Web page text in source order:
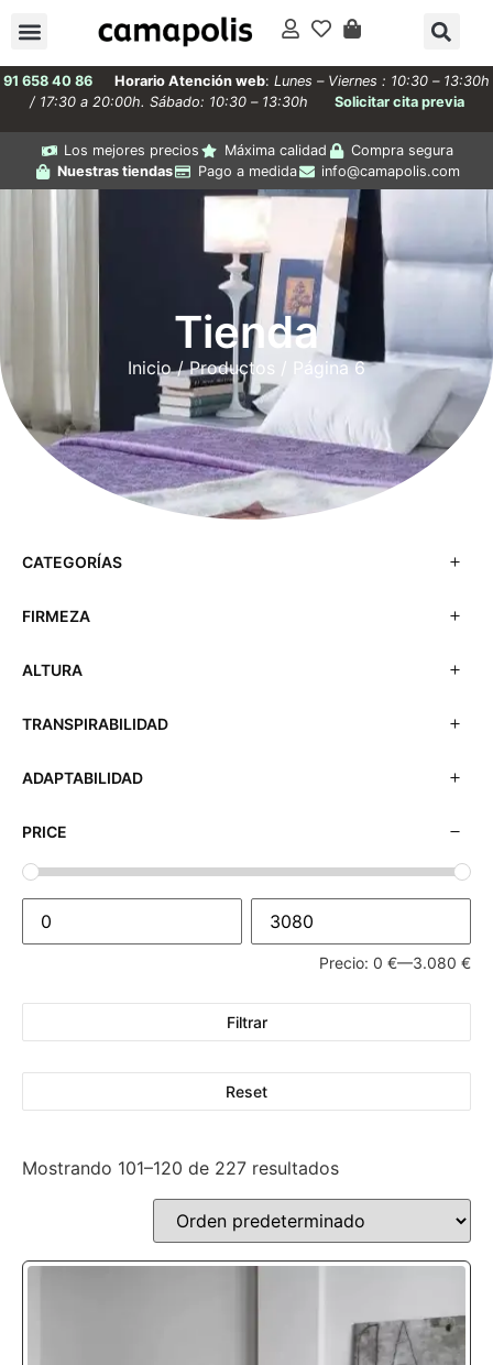
91 658 40 86 Horario Atención web: Lunes – Viernes : 10:30 – 13:30h
/ 17:30 a 20:00h. Sábado: 10:30 – 13:30h
Solicitar cita previa
Los mejores precios Máxima calidad
Compra segura
Nuestras tiendas
Pago a medida info@camapolis.com
Tienda
Inicio/Productos / Página 6
CATEGORÍAS
FIRMEZA
ALTURA
TRANSPIRABILIDAD
ADAPTABILIDAD
PRICE
Precio: 0 €—3.080 €
Filtrar
Reset
Mostrando 101–120 de 227 resultados